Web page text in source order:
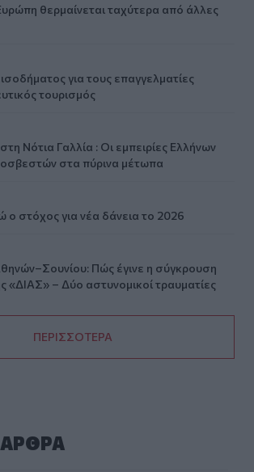
θερμαίνεται ταχύτερα από άλλες
για τους επαγγελματίες
τουρισμός
Νότια Γαλλία : Οι εμπειρίες Ελλήνων
στα πύρινα μέτωπα
ο στόχος για νέα δάνεια το 2026
Πώς έγινε η σύγκρουση
«ΔΙΑΣ» – Δύο αστυνομικοί τραυματίες
ΠΕΡΙΣΣΟΤΕΡΑ
AΡΘΡΑ